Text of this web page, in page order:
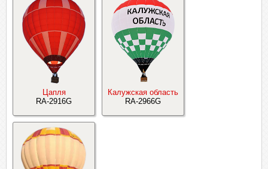
Цапля
RA-2916G
Калужская область
RA-2966G